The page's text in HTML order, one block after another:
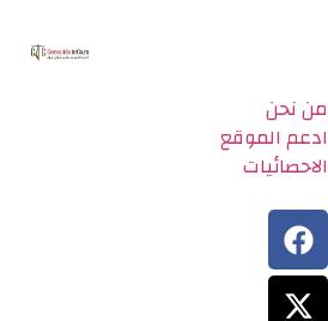
من نحن
ادعم الموقع
الاحصائيات